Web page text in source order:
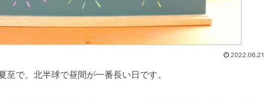
2022.06.21
で、北半球で昼間が一番長い日です。